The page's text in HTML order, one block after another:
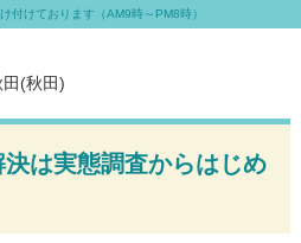
は実態調査からはじめ
田(秋田)
付けております（AM9時～PM8時）